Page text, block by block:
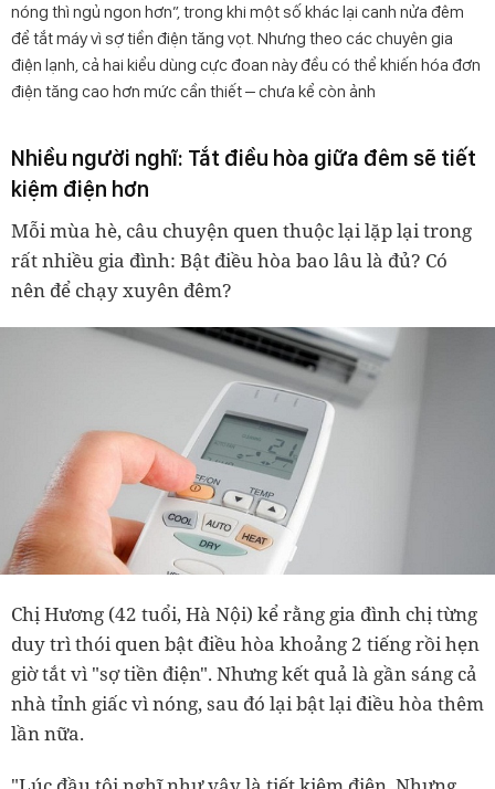
nóng thì ngủ ngon hơn”, trong khi một số khác lại canh nửa đêm
để tắt máy vì sợ tiền điện tăng vọt. Nhưng theo các chuyên gia
điện lạnh, cả hai kiểu dùng cực đoan này đều có thể khiến hóa đơn
điện tăng cao hơn mức cần thiết – chưa kể còn ảnh
Nhiều người nghĩ: Tắt điều hòa giữa đêm sẽ tiết
kiệm điện hơn
Mỗi mùa hè, câu chuyện quen thuộc lại lặp lại trong
rất nhiều gia đình: Bật điều hòa bao lâu là đủ? Có
nên để chạy xuyên đêm?
Chị Hương (42 tuổi, Hà Nội) kể rằng gia đình chị từng
duy trì thói quen bật điều hòa khoảng 2 tiếng rồi hẹn
giờ tắt vì "sợ tiền điện". Nhưng kết quả là gần sáng cả
nhà tỉnh giấc vì nóng, sau đó lại bật lại điều hòa thêm
lần nữa.